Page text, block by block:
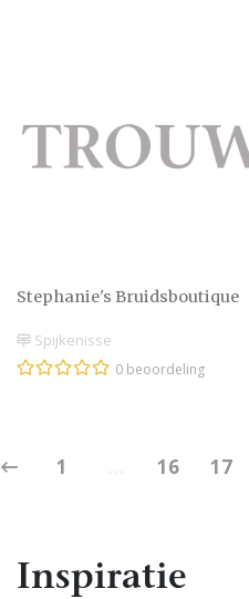
Stephanie's Bruidsboutique
Spijkenisse
0 beoordeling
1 16 17
Inspiratie